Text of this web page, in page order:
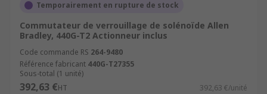
Temporairement en rupture de stock
Commutateur de verrouillage de solénoïde Allen
Bradley, 440G-T2 Actionneur inclus
Code commande RS 264-9480
Référence fabricant 440G-T27355
Sous-total (1 unité)
392,63 €HT 392,63 €/unité